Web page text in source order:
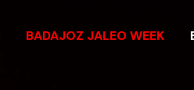
BADAJOZ JALEO WEEK